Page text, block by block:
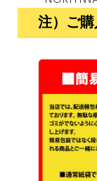
注）ご購